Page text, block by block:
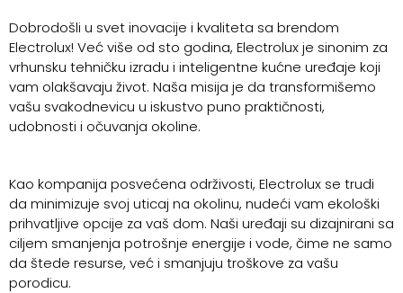
Dobrodošli u svet inovacije i kvaliteta sa brendom
Electrolux! Već više od sto godina, Electrolux je sinonim za
vrhunsku tehničku izradu i inteligentne kućne uređaje koji
vam olakšavaju život. Naša misija je da transformišemo
vašu svakodnevicu u iskustvo puno praktičnosti,
udobnosti i očuvanja okoline.
Kao kompanija posvećena održivosti, Electrolux se trudi
da minimizuje svoj uticaj na okolinu, nudeći vam ekološki
prihvatljive opcije za vaš dom. Naši uređaji su dizajnirani sa
ciljem smanjenja potrošnje energije i vode, čime ne samo
da štede resurse, već i smanjuju troškove za vašu
porodicu.